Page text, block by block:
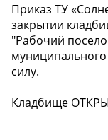
Приказ ТУ
закрытии
"Рабочий
силу.
Кладбище